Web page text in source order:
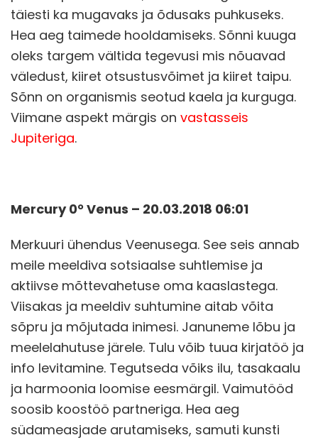
täiesti ka mugavaks ja õdusaks puhkuseks.
Hea aeg taimede hooldamiseks. Sõnni kuuga
oleks targem vältida tegevusi mis nõuavad
väledust, kiiret otsustusvõimet ja kiiret taipu.
Sõnn on organismis seotud kaela ja kurguga.
Viimane aspekt märgis on vastasseis
Jupiteriga.
Mercury 0° Venus – 20.03.2018 06:01
Merkuuri ühendus Veenusega. See seis annab
meile meeldiva sotsiaalse suhtlemise ja
aktiivse mõttevahetuse oma kaaslastega.
Viisakas ja meeldiv suhtumine aitab võita
sõpru ja mõjutada inimesi. Januneme lõbu ja
meelelahutuse järele. Tulu võib tuua kirjatöö ja
info levitamine. Tegutseda võiks ilu, tasakaalu
ja harmoonia loomise eesmärgil. Vaimutööd
soosib koostöö partneriga. Hea aeg
südameasjade arutamiseks, samuti kunsti